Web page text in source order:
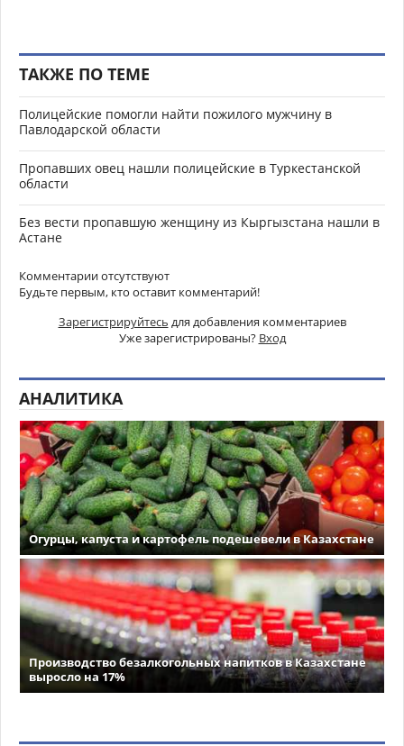
ТАКЖЕ ПО ТЕМЕ
Полицейские помогли найти пожилого мужчину в
Павлодарской области
Пропавших овец нашли полицейские в Туркестанской
области
Без вести пропавшую женщину из Кыргызстана нашли в
Астане
Комментарии отсутствуют
Будьте первым, кто оставит комментарий!
Зарегистрируйтесь для добавления комментариев
Уже зарегистрированы? Вход
АНАЛИТИКА
Огурцы, капуста и картофель подешевели в Казахстане
Производство безалкогольных напитков в Казахстане
выросло на 17%